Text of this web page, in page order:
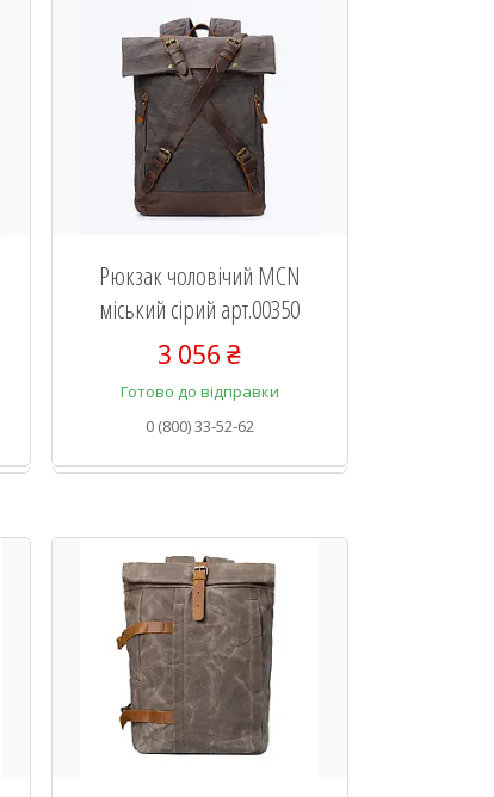
Рюкзак чоловічий MCN
міський сірий арт.00350
3 056 ₴
Готово до відправки
0 (800) 33-52-62